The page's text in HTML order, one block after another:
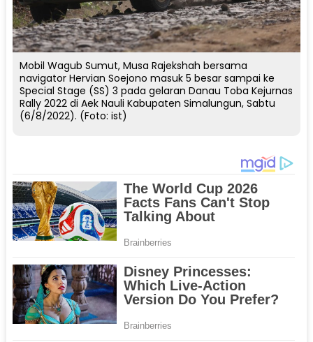
Mobil Wagub Sumut, Musa Rajekshah bersama
navigator Hervian Soejono masuk 5 besar sampai ke
Special Stage (SS) 3 pada gelaran Danau Toba Kejurnas
Rally 2022 di Aek Nauli Kabupaten Simalungun, Sabtu
(6/8/2022). (Foto: ist)